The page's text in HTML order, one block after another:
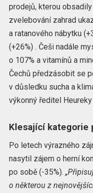
prodejů, kterou
zvelebování zahrad
a ratanového nábytku
(+26%) . Češi nadále
o 107% a vitamínů a
Čechů předzásobit se
v důsledku sucha a
výkonný ředitel
Klesající kategorie
Po letech výrazného
nasytil zájem o herní
po sobě (-35%).
o některou z